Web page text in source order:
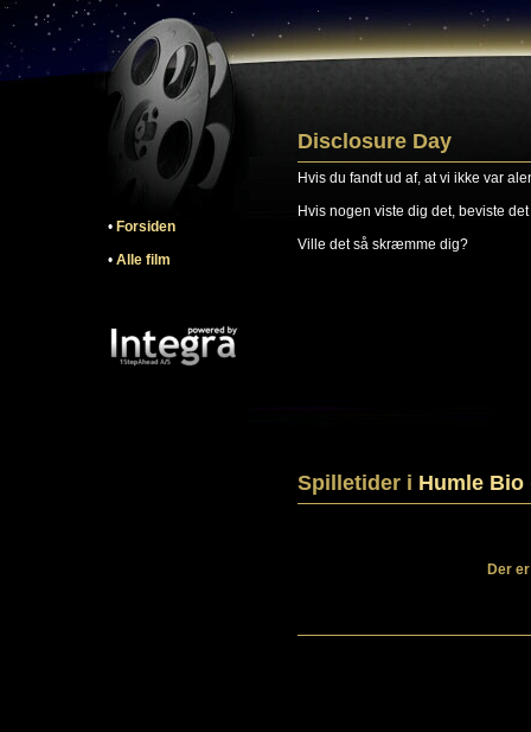
• Forsiden
• Alle film
Disclosure Day
Hvis du fandt ud af, at vi ikke var
Hvis nogen viste dig det, beviste
Ville det så skræmme dig?
Spilletider i Humle Bio
Der